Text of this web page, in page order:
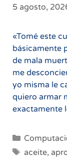
5 agosto,
«Tomé este
básicamente
de mala
me
yo misma le
quiero armar
exactamente
Categorías
Etiquetas
aceite,